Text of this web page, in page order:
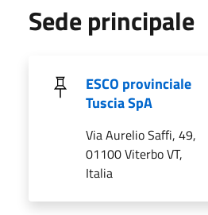
Sede principale
ESCO provinciale
Tuscia SpA
Via Aurelio Saffi, 49,
01100 Viterbo VT,
Italia